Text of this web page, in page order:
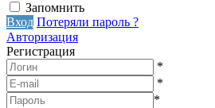
Запомнить
Вход Потеряли пароль ?
Авторизация
Регистрация
*
*
*